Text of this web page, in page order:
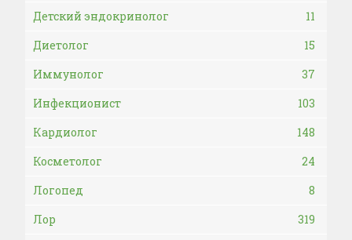
Детский эндокринолог
11
Диетолог
15
Иммунолог
37
Инфекционист
103
Кардиолог
148
Косметолог
24
Логопед
8
Лор
319